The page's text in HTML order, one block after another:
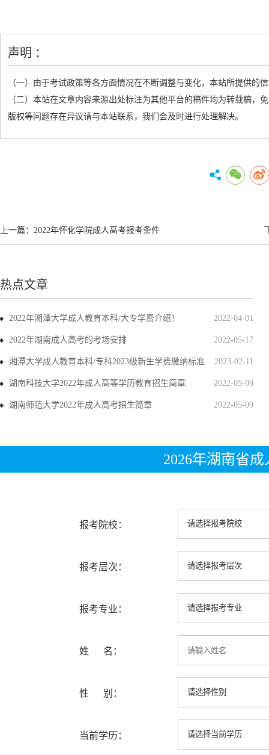
声明 ：
（一）由于考试政策等各方面情况在不断调整与变化，本站所提供的
（二）本站在文章内容来源出处标注为其他平台的稿件均为转载稿
版权等问题存在异议请与本站联系，我们会及时进行处理解决。
上一篇： 2022年怀化学院成人高考报考条件
热点文章
2022-04-01
2022年湘潭大学成人教育本科/大专学费介绍！
2022-05-17
2022年湖南成人高考的考场安排
2023-02-11
湘潭大学成人教育本科/专科2023级新生学费缴纳标准
2022-05-09
湖南科技大学2022年成人高等学历教育招生简章
2022-05-09
湖南师范大学2022年成人高考招生简章
2026年湖南省
报考院校：
报考层次：
报考专业：
姓 名：
性 别：
当前学历：